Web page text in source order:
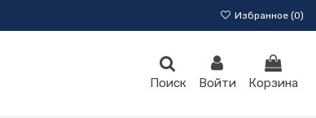
Избранное (0)
Поиск Войти Корзина